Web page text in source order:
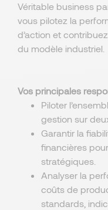
Véritable business
vous pilotez la
d’action et
du modèle industriel.
Vos principales
Piloter
gestion sur
Garantir la
financières
stratégiques.
Analyser la
coûts de
standards,